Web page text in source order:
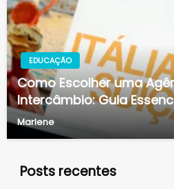
EDUCAÇÃO
Como Escolher uma
Intercâmbio: Guia
Marlene
Posts recentes